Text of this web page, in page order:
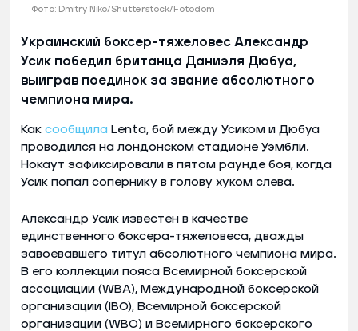
Фото: Dmitry Niko/Shutterstock/Fotodom
Украинский боксер-тяжеловес Александр
Усик победил британца Даниэля Дюбуа,
выиграв поединок за звание абсолютного
чемпиона мира.
Как сообщила Lenta, бой между Усиком и Дюбуа
проводился на лондонском стадионе Уэмбли.
Нокаут зафиксировали в пятом раунде боя, когда
Усик попал сопернику в голову хуком слева.
Александр Усик известен в качестве
единственного боксера-тяжеловеса, дважды
завоевавшего титул абсолютного чемпиона мира.
В его коллекции пояса Всемирной боксерской
ассоциации (WBA), Международной боксерской
организации (IBО), Всемирной боксерской
организации (WBO) и Всемирного боксерского